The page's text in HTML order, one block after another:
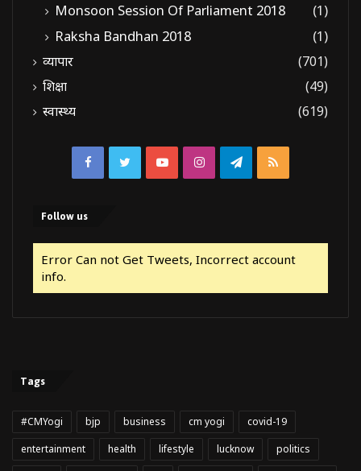
Monsoon Session Of Parliament 2018
(1)
Raksha Bandhan 2018
(1)
व्यापार
(701)
शिक्षा
(49)
स्वास्थ्य
(619)
FacebookTwitterYouTubeInstagramTelegram
RSS
Follow us
Error Can not Get Tweets, Incorrect account
info.
Tags
#CMYogi bjp business cm yogi
covid-19
entertainment
health lifestyle lucknow
politics